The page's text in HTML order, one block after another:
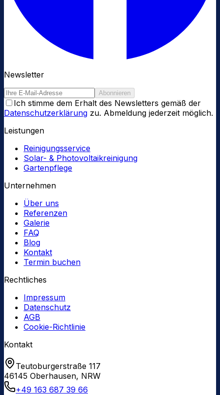
Newsletter
Abonnieren
Ich stimme dem Erhalt des Newsletters gemäß der
Datenschutzerklärung zu. Abmeldung jederzeit möglich.
Leistungen
Reinigungsservice
Solar- & Photovoltaikreinigung
Gartenpflege
Unternehmen
Über uns
Referenzen
Galerie
FAQ
Blog
Kontakt
Termin buchen
Rechtliches
Impressum
Datenschutz
AGB
Cookie-Richtlinie
Kontakt
Teutoburgerstraße 117
46145 Oberhausen, NRW
+49 163 687 39 66